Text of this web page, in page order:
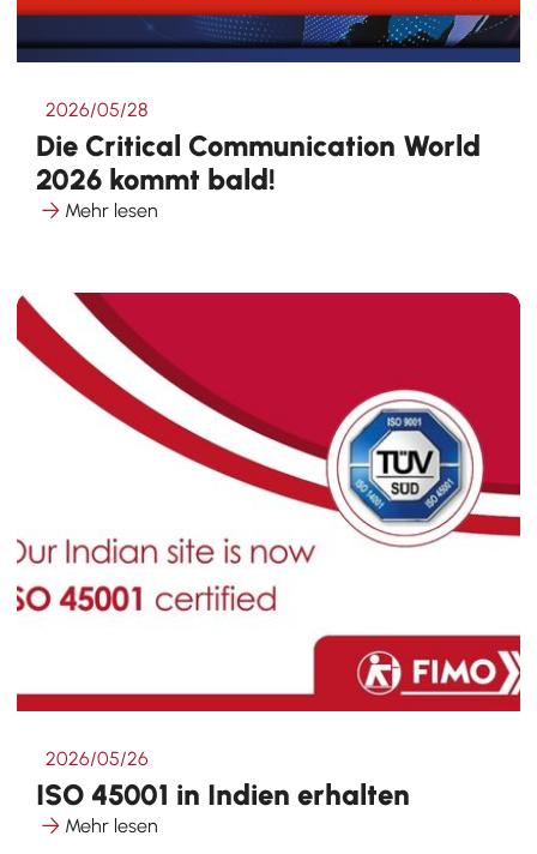
2026/05/28
Die Critical Communication World
2026 kommt bald!
Mehr lesen
2026/05/26
ISO 45001 in Indien erhalten
Mehr lesen